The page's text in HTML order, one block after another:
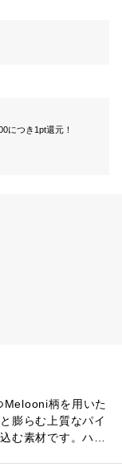
につき1pt還元！
Melooni柄を用いた
膨らむ上質なパイ
む素材です。ハン